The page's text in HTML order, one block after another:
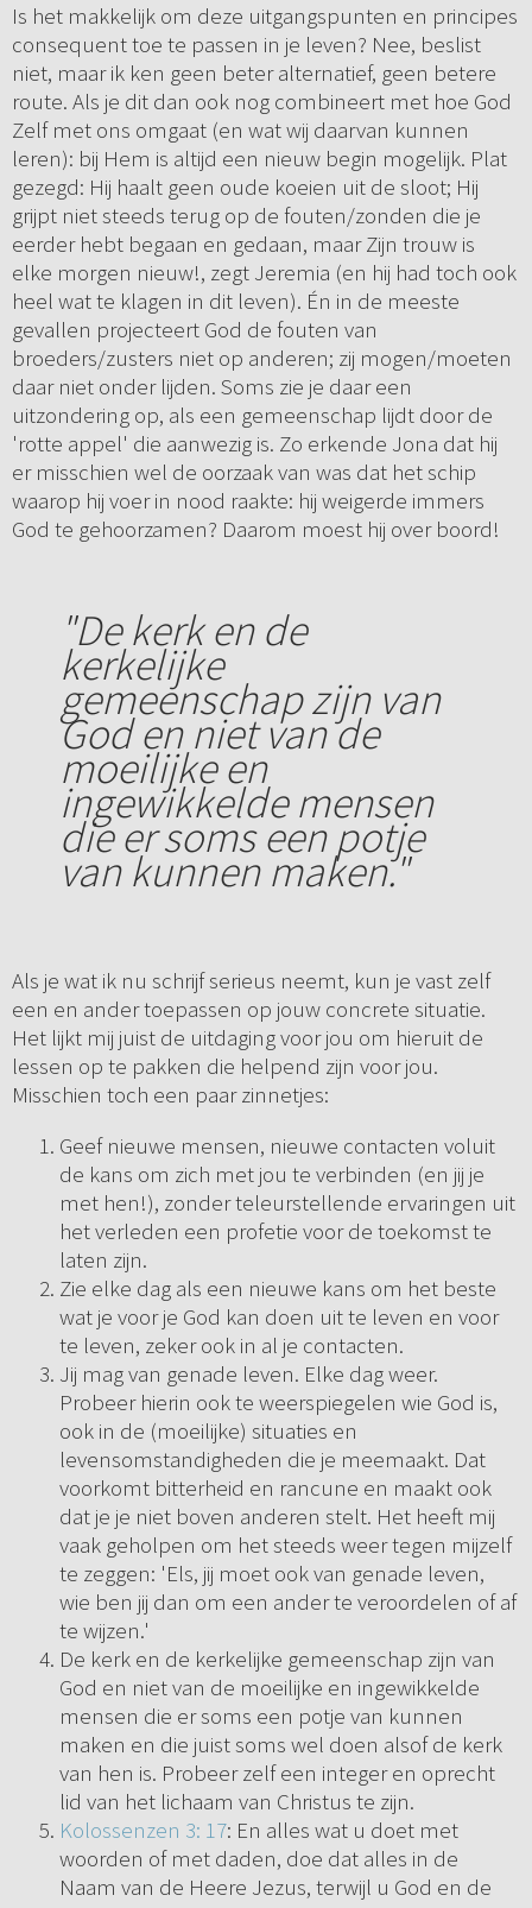
Is het makkelijk om deze uitgangspunten en principes
consequent toe te passen in je leven? Nee, beslist
niet, maar ik ken geen beter alternatief, geen betere
route. Als je dit dan ook nog combineert met hoe God
Zelf met ons omgaat (en wat wij daarvan kunnen
leren): bij Hem is altijd een nieuw begin mogelijk. Plat
gezegd: Hij haalt geen oude koeien uit de sloot; Hij
grijpt niet steeds terug op de fouten/zonden die je
eerder hebt begaan en gedaan, maar Zijn trouw is
elke morgen nieuw!, zegt Jeremia (en hij had toch ook
heel wat te klagen in dit leven). Én in de meeste
gevallen projecteert God de fouten van
broeders/zusters niet op anderen; zij mogen/moeten
daar niet onder lijden. Soms zie je daar een
uitzondering op, als een gemeenschap lijdt door de
'rotte appel' die aanwezig is. Zo erkende Jona dat hij
er misschien wel de oorzaak van was dat het schip
waarop hij voer in nood raakte: hij weigerde immers
God te gehoorzamen? Daarom moest hij over boord!
"De kerk en de
kerkelijke
gemeenschap zijn van
God en niet van de
moeilijke en
ingewikkelde mensen
die er soms een potje
van kunnen maken."
Als je wat ik nu schrijf serieus neemt, kun je vast zelf
een en ander toepassen op jouw concrete situatie.
Het lijkt mij juist de uitdaging voor jou om hieruit de
lessen op te pakken die helpend zijn voor jou.
Misschien toch een paar zinnetjes:
Geef nieuwe mensen, nieuwe contacten voluit
de kans om zich met jou te verbinden (en jij je
met hen!), zonder teleurstellende ervaringen uit
het verleden een profetie voor de toekomst te
laten zijn.
Zie elke dag als een nieuwe kans om het beste
wat je voor je God kan doen uit te leven en voor
te leven, zeker ook in al je contacten.
Jij mag van genade leven. Elke dag weer.
Probeer hierin ook te weerspiegelen wie God is,
ook in de (moeilijke) situaties en
levensomstandigheden die je meemaakt. Dat
voorkomt bitterheid en rancune en maakt ook
dat je je niet boven anderen stelt. Het heeft mij
vaak geholpen om het steeds weer tegen mijzelf
te zeggen: 'Els, jij moet ook van genade leven,
wie ben jij dan om een ander te veroordelen of af
te wijzen.'
De kerk en de kerkelijke gemeenschap zijn van
God en niet van de moeilijke en ingewikkelde
mensen die er soms een potje van kunnen
maken en die juist soms wel doen alsof de kerk
van hen is. Probeer zelf een integer en oprecht
lid van het lichaam van Christus te zijn.
Kolossenzen 3: 17: En alles wat u doet met
woorden of met daden, doe dat alles in de
Naam van de Heere Jezus, terwijl u God en de